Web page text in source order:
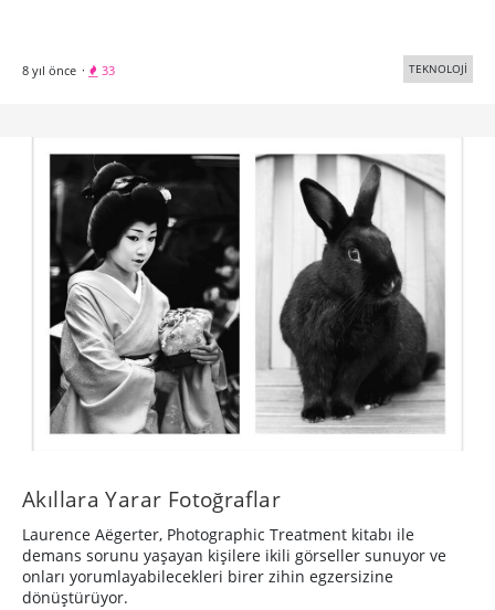
8 yıl önce · 33 TEKNOLOJİ
Akıllara Yarar Fotoğraflar
Laurence Aëgerter, Photographic Treatment kitabı ile
demans sorunu yaşayan kişilere ikili görseller sunuyor ve
onları yorumlayabilecekleri birer zihin egzersizine
dönüştürüyor.